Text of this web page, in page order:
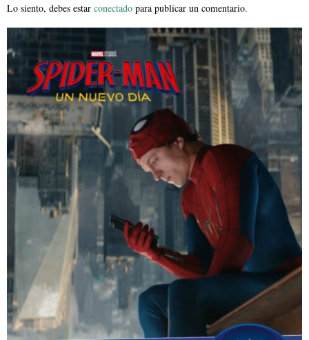
Lo siento, debes estar conectado para publicar un comentario.